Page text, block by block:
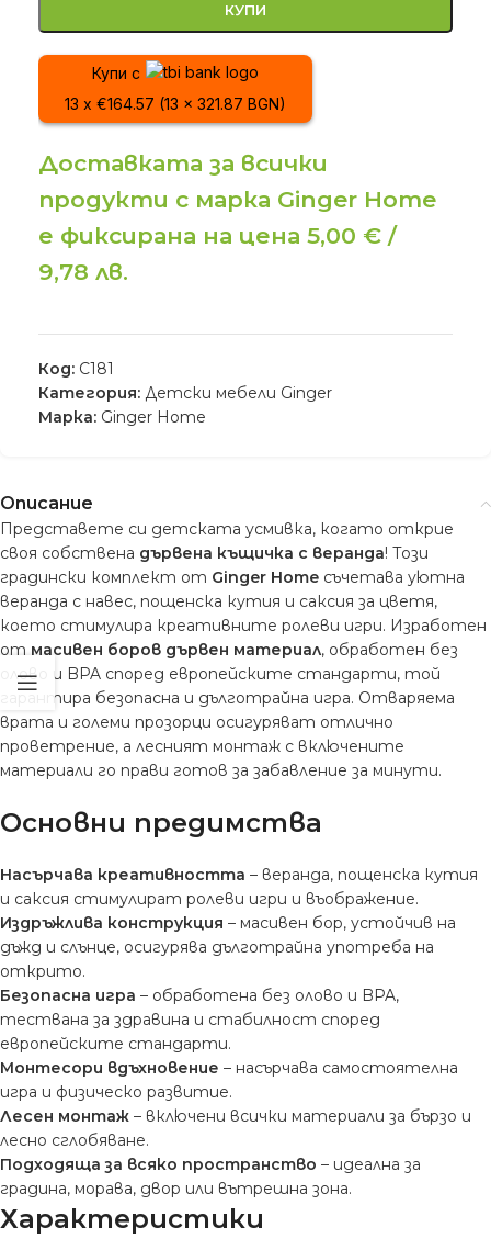
КУПИ
Купи с
13 x €164.57 (13 x 321.87 BGN)
Доставката за всички
продукти с марка Ginger Home
е фиксирана на цена 5,00 € /
9,78 лв.
Код: C181
Категория: Детски мебели Ginger
Марка: Ginger Home
Описание
Представете си детската усмивка, когато открие
своя собствена дървена къщичка с веранда! Този
градински комплект от Ginger Home съчетава уютна
веранда с навес, пощенска кутия и саксия за цветя,
което стимулира креативните ролеви игри. Изработен
от масивен боров дървен материал, обработен без
олово и BPA според европейските стандарти, той
гарантира безопасна и дълготрайна игра. Отваряема
врата и големи прозорци осигуряват отлично
проветрение, а лесният монтаж с включените
материали го прави готов за забавление за минути.
Основни предимства
Насърчава креативността – веранда, пощенска кутия
и саксия стимулират ролеви игри и въображение.
Издръжлива конструкция – масивен бор, устойчив на
дъжд и слънце, осигурява дълготрайна употреба на
открито.
Безопасна игра – обработена без олово и BPA,
тествана за здравина и стабилност според
европейските стандарти.
Монтесори вдъхновение – насърчава самостоятелна
игра и физическо развитие.
Лесен монтаж – включени всички материали за бързо и
лесно сглобяване.
Подходяща за всяко пространство – идеална за
градина, морава, двор или вътрешна зона.
Характеристики